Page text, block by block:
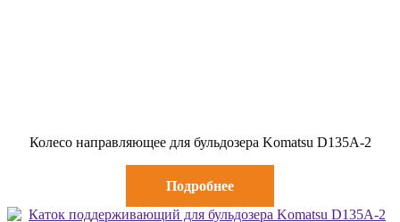
Колесо направляющее для бульдозера Komatsu D135A-2
Подробнее